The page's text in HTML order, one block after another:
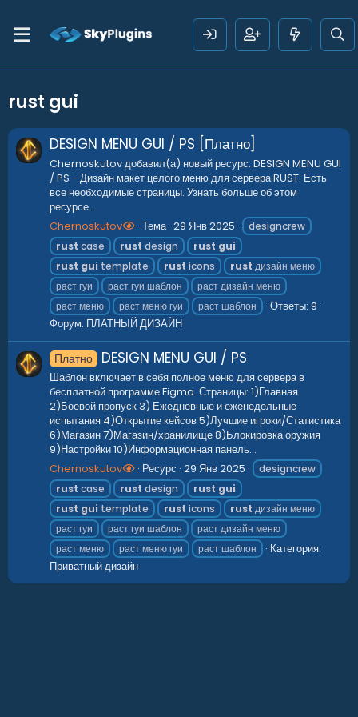
rust gui
DESIGN MENU GUI / PS [Платно]
Chernoskutov добавил(а) новый ресурс: DESIGN MENU GUI
/ PS - Дизайн макет целого меню для сервера RUST. Есть
все необходимые страницы. Узнать больше об этом
ресурсе...
Chernoskutov
Тема 29 Янв 2025
designcrew
rust case rust design rust gui
rust gui template rust icons rust дизайн меню
раст гуи
раст гуи шаблон
раст дизайн меню
раст меню
раст меню гуи раст шаблон
Ответы: 9
Форум: ПЛАТНЫЙ ДИЗАЙН
Платно DESIGN MENU GUI / PS
Шаблон включает в себя полное меню для сервера в
бесплатной программе Figma. Страницы: 1)Главная
2)Боевой пропуск 3) Ежедневные и еженедельные
испытания 4)Открытие кейсов 5)Лучшие игроки/Статистика
6)Магазин 7)Магазин/хранилище 8)Блокировка оружия
9)Настройки 10)Информационная панель...
Chernoskutov
Ресурс 29 Янв 2025
designcrew
rust case rust design rust gui
rust gui template rust icons rust дизайн меню
раст гуи
раст гуи шаблон
раст дизайн меню
раст меню
раст меню гуи раст шаблон
Категория:
Приватный дизайн